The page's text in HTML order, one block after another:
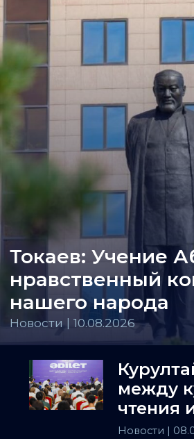
Токаев: Учение
нравственный
нашего народа
Новости | 10.08.2026
между
чтения
Новости |